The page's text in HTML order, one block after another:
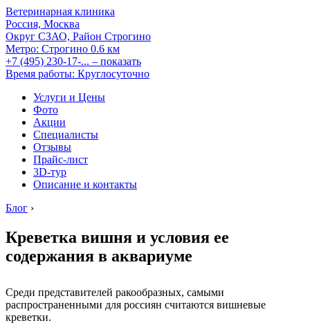
Ветеринарная клиника
Россия, Москва
Округ СЗАО, Район Строгино
Метро: Строгино 0.6 км
+7 (495) 230-17-... – показать
Время работы: Круглосуточно
Услуги и Цены
Фото
Акции
Специалисты
Отзывы
Прайс-лист
3D-тур
Описание и контакты
Блог ›
Креветка вишня и условия ее
содержания в аквариуме
Среди представителей ракообразных, самыми
распространенными для россиян считаются вишневые
креветки.